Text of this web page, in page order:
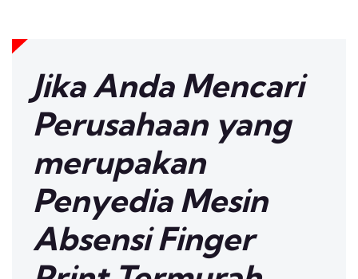
Jika Anda Mencari
Perusahaan yang
merupakan
Penyedia Mesin
Absensi Finger